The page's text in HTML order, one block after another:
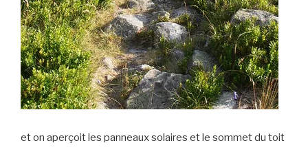
et on aperçoit les panneaux solaires et le sommet du toit